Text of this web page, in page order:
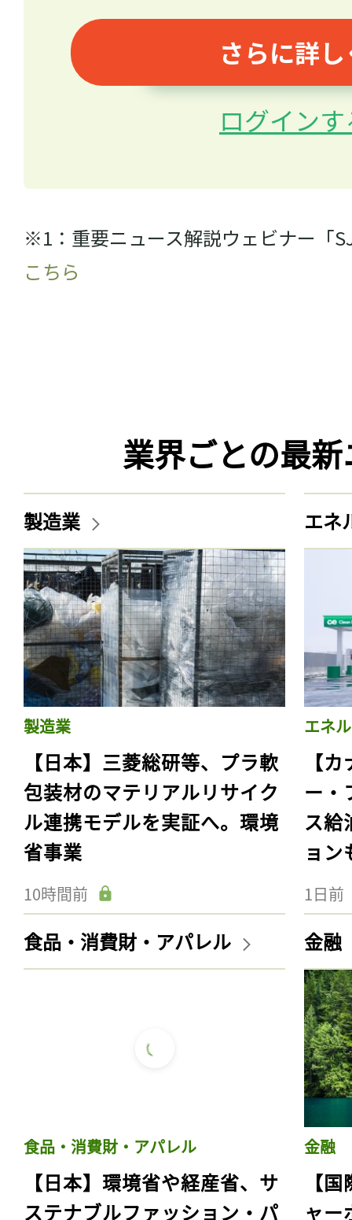
さらに詳
ログイン
※1：重要ニュース解説ウェビナー「
こちら
業界ごとの最
製造業
製造業
【日本】三菱総研等、プラ軟
包装材のマテリアルリサイク
ル連携モデルを実証へ。環境
省事業
10時間前
エネ
エネ
【
ー・
ス給
ョン
1日前
食品・消費財・アパレル
食品・消費財・アパレル
【日本】環境省や経産省、サ
ステナブルファッション・パ
金融
金融
【
ャー
記事をお気に入りに
ログインが必
ログイン
会員登録